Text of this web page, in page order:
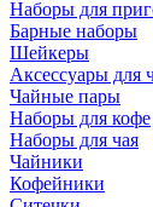
Наборы для
Барные наборы
Шейкеры
Аксессуары для
Чайные пары
Наборы для кофе
Наборы для чая
Чайники
Кофейники